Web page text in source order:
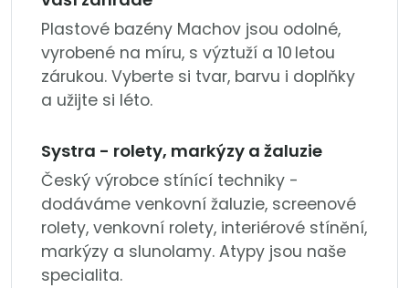
Plastové bazény Machov jsou odolné,
vyrobené na míru, s výztuží a 10 letou
zárukou. Vyberte si tvar, barvu i doplňky
a užijte si léto.
Systra - rolety, markýzy a žaluzie
Český výrobce stínící techniky -
dodáváme venkovní žaluzie, screenové
rolety, venkovní rolety, interiérové stínění,
markýzy a slunolamy. Atypy jsou naše
specialita.